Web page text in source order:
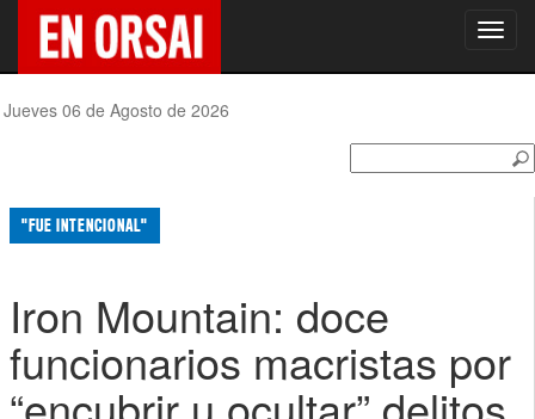
Jueves 06 de Agosto de 2026
"FUE INTENCIONAL"
Iron Mountain: doce
funcionarios macristas por